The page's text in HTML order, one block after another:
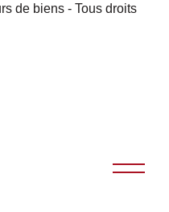
de biens - Tous droits